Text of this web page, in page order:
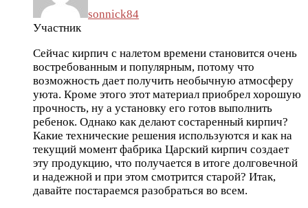
sonnick84
Участник
Сейчас кирпич с налетом времени становится очень
востребованным и популярным, потому что
возможность дает получить необычную атмосферу
уюта. Кроме этого этот материал приобрел хорошую
прочность, ну а установку его готов выполнить
ребенок. Однако как делают состаренный кирпич?
Какие технические решения используются и как на
текущий момент фабрика Царский кирпич создает
эту продукцию, что получается в итоге долговечной
и надежной и при этом смотрится старой? Итак,
давайте постараемся разобраться во всем.